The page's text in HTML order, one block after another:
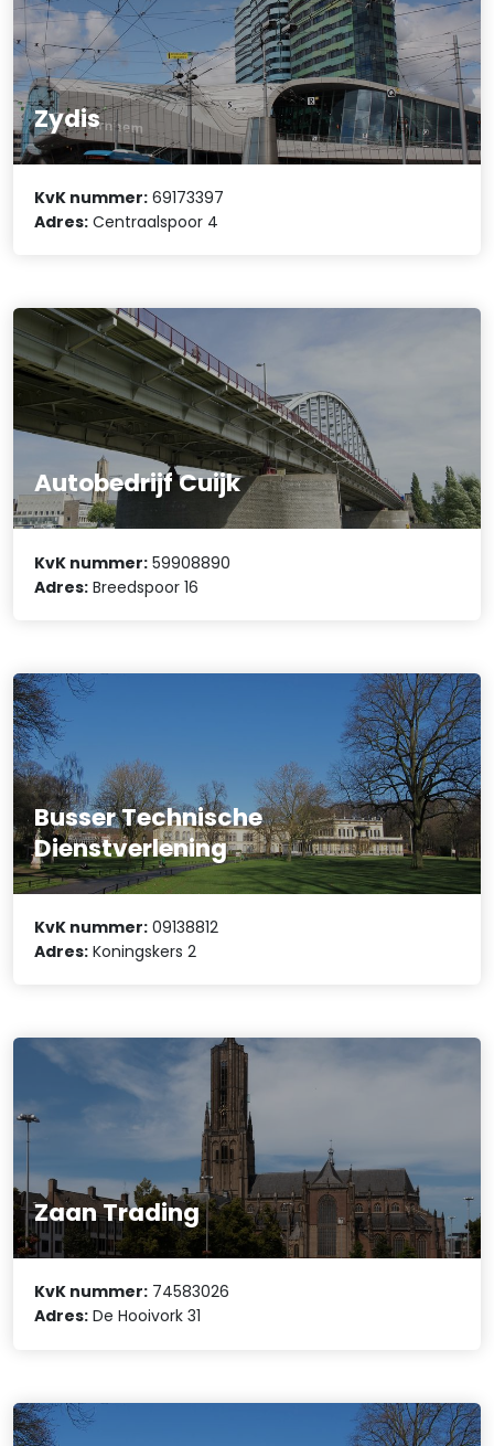
Zydis
KvK nummer: 69173397
Adres: Centraalspoor 4
Autobedrijf Cuijk
KvK nummer: 59908890
Adres: Breedspoor 16
Busser Technische
Dienstverlening
KvK nummer: 09138812
Adres: Koningskers 2
Zaan Trading
KvK nummer: 74583026
Adres: De Hooivork 31